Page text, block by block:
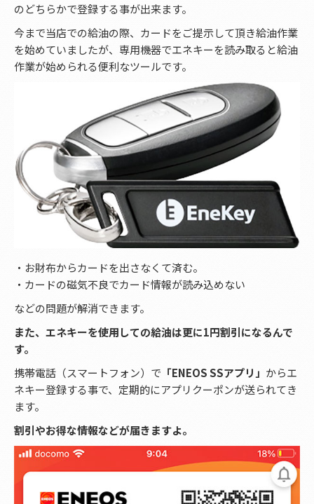
のどちらかで登録する事が出来ます。
今まで当店での給油の際、カードをご提示して頂き給油作業
を始めていましたが、専用機器でエネキーを読み取ると給油
作業が始められる便利なツールです。
・お財布からカードを出さなくて済む。
・カードの磁気不良でカード情報が読み込めない
などの問題が解消できます。
また、エネキーを使用しての給油は更に1円割引になるんで
す。
携帯電話（スマートフォン）で 「ENEOS SSアプリ」 からエ
ネキー登録する事で、定期的にアプリクーポンが送られてき
ます。
割引やお得な情報などが届きますよ。